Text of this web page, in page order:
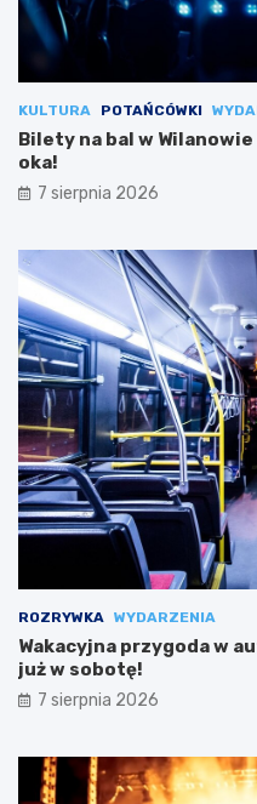
KULTURA POTAŃCÓWKI
Bilety na bal w
oka!
7 sierpnia 2026
ROZRYWKA WYDARZENIA
Wakacyjna przygoda w
już w sobotę!
7 sierpnia 2026